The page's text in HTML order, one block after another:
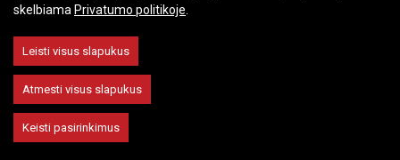
El. paštas: komisija@vkpk.lt
Keisti slapukų nustatymus
skelbiama Privatumo politikoje
Leisti visus slapukus
Atmesti visus slapukus
Keisti pasirinkimus